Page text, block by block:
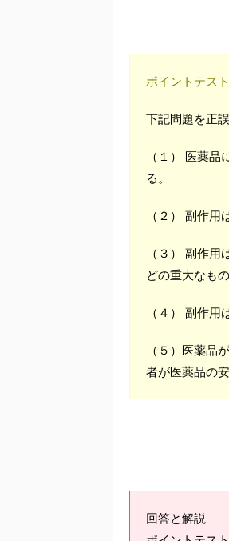
ポイントテス
下記問題を正
（１） 医薬
る。
（２） 副作
（３） 副作
どの重大なも
（４） 副作
（５）医薬品
者が医薬品の
回答と解説